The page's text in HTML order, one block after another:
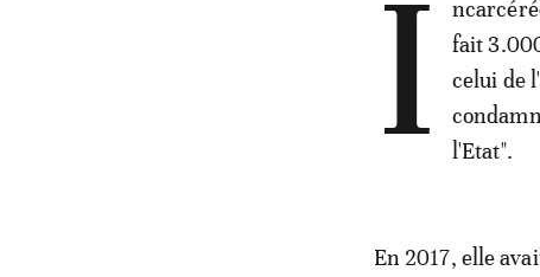
I
fait
celui de
l'Etat".
En 2017, elle